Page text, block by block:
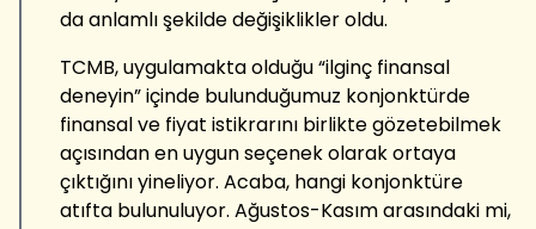
da anlamlı şekilde değişiklikler oldu.
TCMB, uygulamakta olduğu “ilginç finansal
deneyin” içinde bulunduğumuz konjonktürde
finansal ve fiyat istikrarını birlikte gözetebilmek
açısından en uygun seçenek olarak ortaya
çıktığını yineliyor. Acaba, hangi konjonktüre
atıfta bulunuluyor. Ağustos-Kasım arasındaki mi,